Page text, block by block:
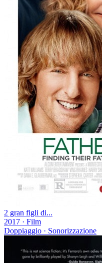
2 gran figli di...
2017 · Film
Doppiaggio · Sonorizzazione